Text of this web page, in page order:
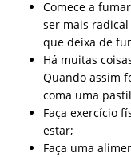
Comece a
ser mais
que deixa de
Há muitas
Quando assim
coma uma
Faça exercício
estar;
Faça uma